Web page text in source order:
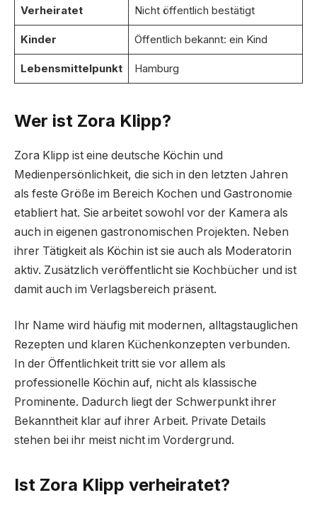
Verheiratet Nicht öffentlich bestätigt
Kinder Öffentlich bekannt: ein Kind
Lebensmittelpunkt Hamburg
Wer ist Zora Klipp?
Zora Klipp ist eine deutsche Köchin und
Medienpersönlichkeit, die sich in den letzten Jahren
als feste Größe im Bereich Kochen und Gastronomie
etabliert hat. Sie arbeitet sowohl vor der Kamera als
auch in eigenen gastronomischen Projekten. Neben
ihrer Tätigkeit als Köchin ist sie auch als Moderatorin
aktiv. Zusätzlich veröffentlicht sie Kochbücher und ist
damit auch im Verlagsbereich präsent.
Ihr Name wird häufig mit modernen, alltagstauglichen
Rezepten und klaren Küchenkonzepten verbunden.
In der Öffentlichkeit tritt sie vor allem als
professionelle Köchin auf, nicht als klassische
Prominente. Dadurch liegt der Schwerpunkt ihrer
Bekanntheit klar auf ihrer Arbeit. Private Details
stehen bei ihr meist nicht im Vordergrund.
Ist Zora Klipp verheiratet?